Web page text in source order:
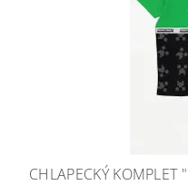
CHLAPECKÝ KOMPLET